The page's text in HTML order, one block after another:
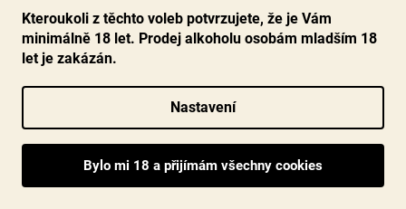
Kteroukoli z těchto voleb potvrzujete, že je Vám
minimálně 18 let. Prodej alkoholu osobám mladším 18
let je zakázán.
Nastavení
Průměrné
hodnocení
produktu
5
hvězdiček.
Skladem(29 ks)
699 Kč
DO KOŠÍKU
Doslova Haut Medoc na steroidech, ovocně kořenité a
vyvážené Bordeaux s tóny černého rybízu, ostružin a švestek.